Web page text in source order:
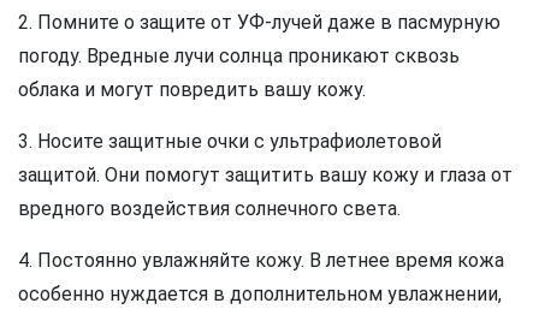
2. Помните о защите от УФ-лучей даже в пасмурную
погоду. Вредные лучи солнца проникают сквозь
облака и могут повредить вашу кожу.
3. Носите защитные очки с ультрафиолетовой
защитой. Они помогут защитить вашу кожу и глаза от
вредного воздействия солнечного света.
4. Постоянно увлажняйте кожу. В летнее время кожа
особенно нуждается в дополнительном увлажнении,